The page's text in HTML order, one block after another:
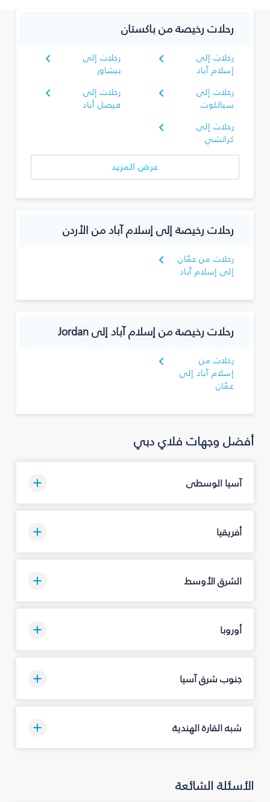
رحلات رخيصة من باكستان
رحلات إلى
إسلام آباد
رحلات إلى
بيشاور
رحلات إلى
سيالكوت
رحلات إلى
فيصل أباد
رحلات إلى
كراتشي
عرض المزيد
رحلات رخيصة إلى إسلام آباد من الأردن
رحلات من عمّان
إلى إسلام آباد
رحلات رخيصة من إسلام آباد إلى Jordan
رحلات من
إسلام آباد إلى
عمّان
أفضل وجهات فلاي دبي
آسيا الوسطى
أفريقيا
الشرق الأوسط
أوروبا
جنوب شرق آسيا
شبه القارة الهندية
الأسئلة الشائعة